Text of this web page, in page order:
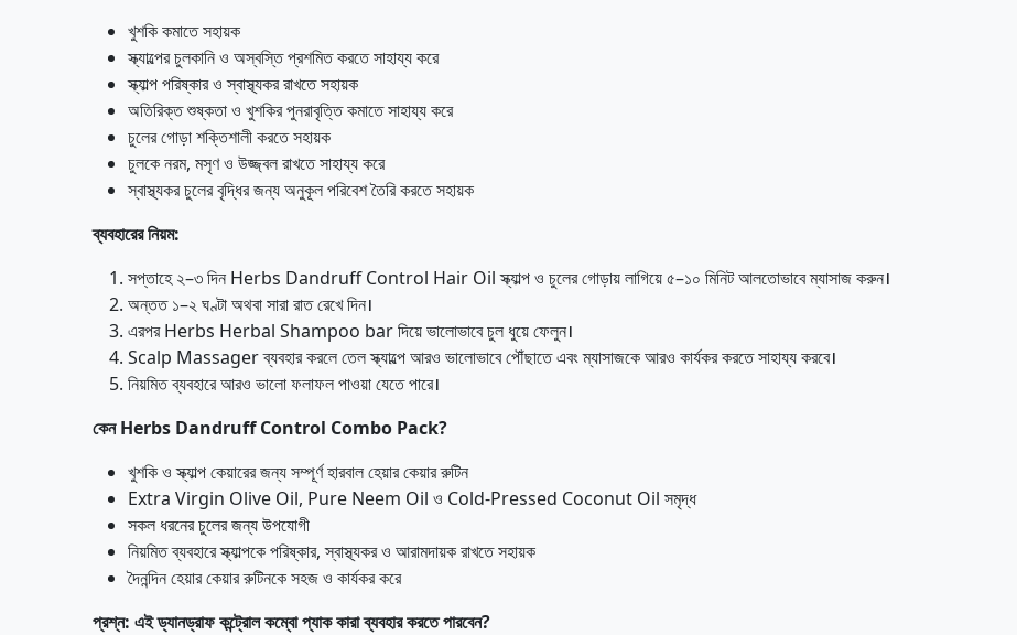
খুশকি কমাতে সহায়ক
স্ক্যাল্পের চুলকানি ও অস্বস্তি প্রশমিত করতে সাহায্য করে
স্ক্যাল্প পরিষ্কার ও স্বাস্থ্যকর রাখতে সহায়ক
অতিরিক্ত শুষ্কতা ও খুশকির পুনরাবৃত্তি কমাতে সাহায্য করে
চুলের গোড়া শক্তিশালী করতে সহায়ক
চুলকে নরম, মসৃণ ও উজ্জ্বল রাখতে সাহায্য করে
স্বাস্থ্যকর চুলের বৃদ্ধির জন্য অনুকূল পরিবেশ তৈরি করতে সহায়ক
ব্যবহারেরনিয়ম:
সপ্তাহে ২–৩ দিন Herbs Dandruff Control Hair Oil স্ক্যাল্প ও চুলের গোড়ায় লাগিয়ে ৫–১০ মিনিট আলতোভাবে ম্যাসাজ করুন।
অন্তত ১–২ ঘণ্টা অথবা সারা রাত রেখে দিন।
এরপর Herbs Herbal Shampoo bar দিয়ে ভালোভাবে চুল ধুয়ে ফেলুন।
Scalp Massager ব্যবহার করলে তেল স্ক্যাল্পে আরও ভালোভাবে পৌঁছাতে এবং ম্যাসাজকে আরও কার্যকর করতে সাহায্য করবে।
নিয়মিত ব্যবহারে আরও ভালো ফলাফল পাওয়া যেতে পারে।
কেন Herbs Dandruff Control Combo Pack?
খুশকি ও স্ক্যাল্প কেয়ারের জন্য সম্পূর্ণ হারবাল হেয়ার কেয়ার রুটিন
Extra Virgin Olive Oil, Pure Neem Oil ও Cold-Pressed Coconut Oil সমৃদ্ধ
সকল ধরনের চুলের জন্য উপযোগী
নিয়মিত ব্যবহারে স্ক্যাল্পকে পরিষ্কার, স্বাস্থ্যকর ও আরামদায়ক রাখতে সহায়ক
দৈনন্দিন হেয়ার কেয়ার রুটিনকে সহজ ও কার্যকর করে
প্রশ্ন: এইড্যানড্রাফকন্ট্রোলকম্বোপ্যাককারাব্যবহারকরতেপারবেন?